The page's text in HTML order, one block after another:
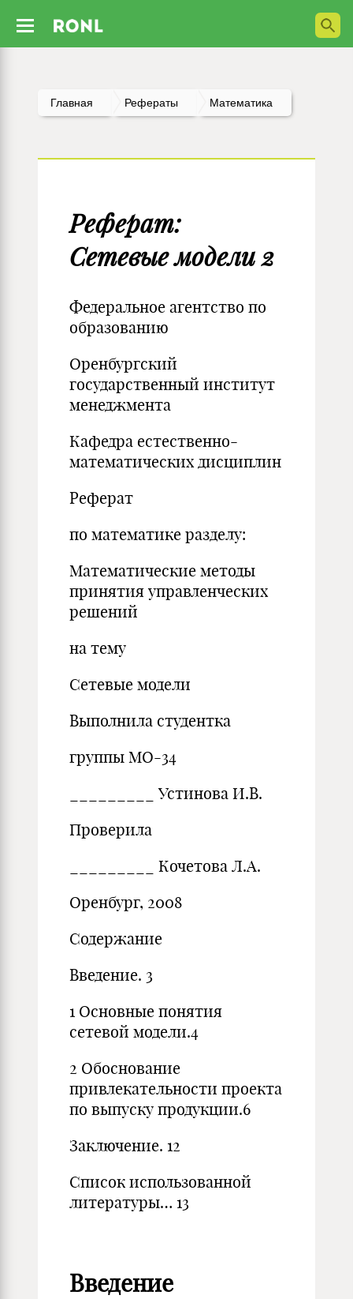
Главная Рефераты Математика
Реферат:
Сетевые модели 2
Федеральное агентство по
образованию
Оренбургский
государственный институт
менеджмента
Кафедра естественно-
математических дисциплин
Реферат
по математике разделу:
Математические методы
принятия управленческих
решений
на тему
Сетевые модели
Выполнила студентка
группы МО-34
­­­­­­­­­­­­­­_________ Устинова И.В.
Проверила
_________ Кочетова Л.А.
Оренбург, 2008
Содержание
Введение. 3
1 Основные понятия
сетевой модели.4
2 Обоснование
привлекательности проекта
по выпуску продукции.6
Заключение. 12
Список использованной
литературы… 13
Введение